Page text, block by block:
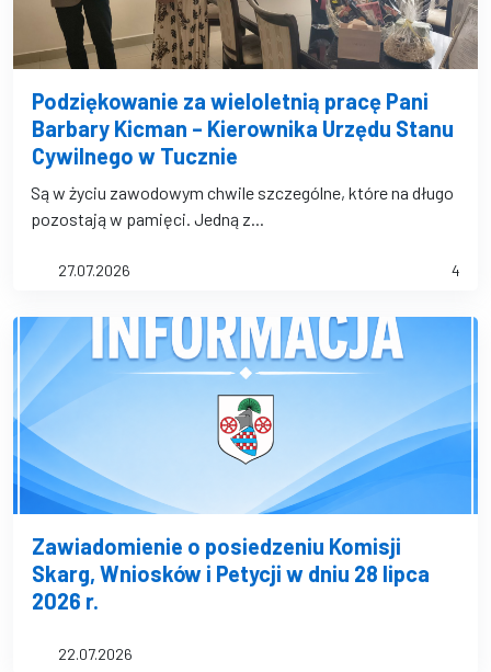
Podziękowanie za wieloletnią pracę Pani
Barbary Kicman – Kierownika Urzędu Stanu
Cywilnego w Tucznie
Są w życiu zawodowym chwile szczególne, które na długo
pozostają w pamięci. Jedną z...
27.07.2026 4
Zawiadomienie o posiedzeniu Komisji
Skarg, Wniosków i Petycji w dniu 28 lipca
2026 r.
22.07.2026